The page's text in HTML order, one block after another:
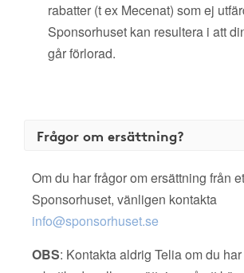
rabatter (t ex Mecenat) som ej
Sponsorhuset kan resultera i att
går förlorad.
Frågor om ersättning?
Om du har frågor om ersättning från
Sponsorhuset, vänligen kontakta
info@sponsorhuset.se
OBS: Kontakta aldrig Telia om du